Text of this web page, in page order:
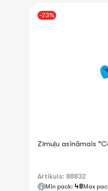
-23%
Zīmuļu asināmais
Artikuls: 88832
Min pack: 48Max